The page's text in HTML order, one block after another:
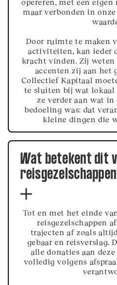
maar verbonden in
Door ruimte te maken
activiteiten, kan ieder
kracht vinden. Zij weten
accenten zij aan het
Collectief Kapitaal
te sluiten bij wat lokaal
ze verder aan wat
bedoeling was: dat
kleine dingen die
Wat betekent dit
Tot en met het einde
reisgezelschappen
trajecten af zoals
gebaar en reisverslag.
alle donaties aan
volledig volgens